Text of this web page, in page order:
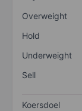
Overweight
Hold
Underweight
Sell
Koersdoel